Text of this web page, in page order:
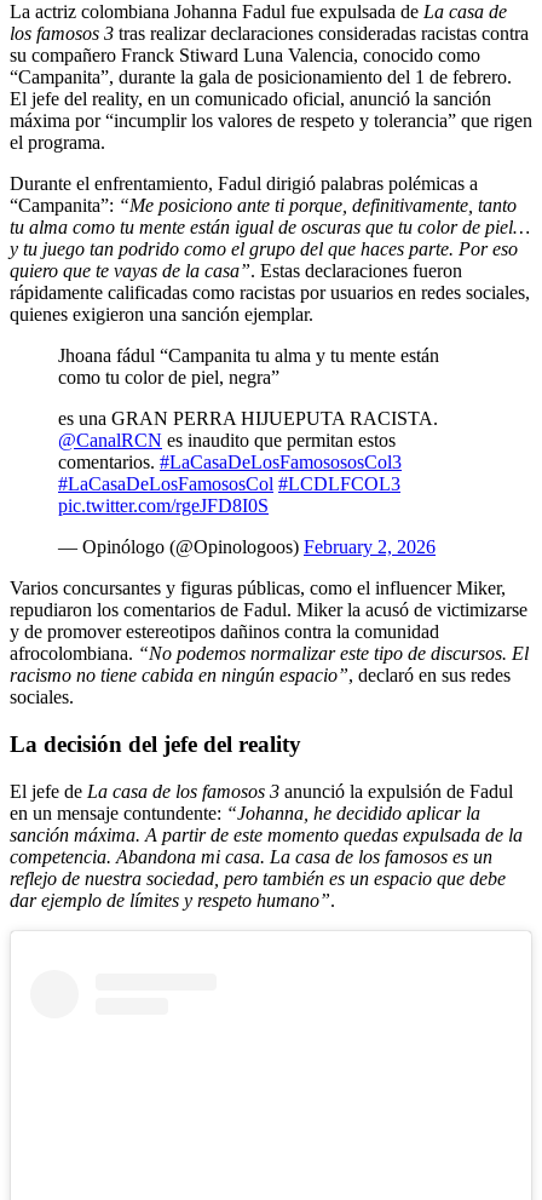
La actriz colombiana Johanna Fadul fue expulsada de La casa de
los famosos 3 tras realizar declaraciones consideradas racistas contra
su compañero Franck Stiward Luna Valencia, conocido como
“Campanita”, durante la gala de posicionamiento del 1 de febrero.
El jefe del reality, en un comunicado oficial, anunció la sanción
máxima por “incumplir los valores de respeto y tolerancia” que rigen
el programa.
Durante el enfrentamiento, Fadul dirigió palabras polémicas a
“Campanita”: “Me posiciono ante ti porque, definitivamente, tanto
tu alma como tu mente están igual de oscuras que tu color de piel…
y tu juego tan podrido como el grupo del que haces parte. Por eso
quiero que te vayas de la casa”. Estas declaraciones fueron
rápidamente calificadas como racistas por usuarios en redes sociales,
quienes exigieron una sanción ejemplar.
Jhoana fádul “Campanita tu alma y tu mente están
como tu color de piel, negra”
es una GRAN PERRA HIJUEPUTA RACISTA.
@CanalRCN es inaudito que permitan estos
comentarios. #LaCasaDeLosFamosososCol3
#LaCasaDeLosFamososCol #LCDLFCOL3
pic.twitter.com/rgeJFD8I0S
— Opinólogo (@Opinologoos) February 2, 2026
Varios concursantes y figuras públicas, como el influencer Miker,
repudiaron los comentarios de Fadul. Miker la acusó de victimizarse
y de promover estereotipos dañinos contra la comunidad
afrocolombiana. “No podemos normalizar este tipo de discursos. El
racismo no tiene cabida en ningún espacio”, declaró en sus redes
sociales.
La decisión del jefe del reality
El jefe de La casa de los famosos 3 anunció la expulsión de Fadul
en un mensaje contundente: “Johanna, he decidido aplicar la
sanción máxima. A partir de este momento quedas expulsada de la
competencia. Abandona mi casa. La casa de los famosos es un
reflejo de nuestra sociedad, pero también es un espacio que debe
dar ejemplo de límites y respeto humano”.